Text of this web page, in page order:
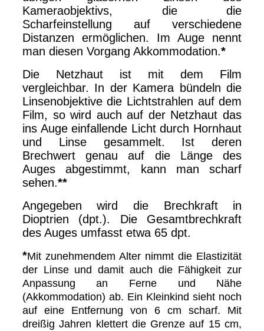
Kameraobjektivs, die die
Scharfeinstellung auf verschiedene
Distanzen ermöglichen. Im Auge nennt
man diesen Vorgang Akkommodation.*
Die Netzhaut ist mit dem Film
vergleichbar. In der Kamera bündeln die
Linsenobjektive die Lichtstrahlen auf dem
Film, so wird auch auf der Netzhaut das
ins Auge einfallende Licht durch Hornhaut
und Linse gesammelt. Ist deren
Brechwert genau auf die Länge des
Auges abgestimmt, kann man scharf
sehen.**
Angegeben wird die Brechkraft in
Dioptrien (dpt.). Die Gesamtbrechkraft
des Auges umfasst etwa 65 dpt.
*Mit zunehmendem Alter nimmt die Elastizität
der Linse und damit auch die Fähigkeit zur
Anpassung an Ferne und Nähe
(Akkommodation) ab. Ein Kleinkind sieht noch
auf eine Entfernung von 6 cm scharf. Mit
dreißig Jahren klettert die Grenze auf 15 cm,